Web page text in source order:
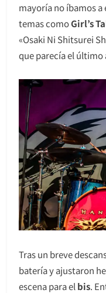
mayoría no íbamos
temas comoGirl’s
«Osaki Ni Shitsurei
que parecía el
Tras un breve
batería y ajustaron
escena para el bis.